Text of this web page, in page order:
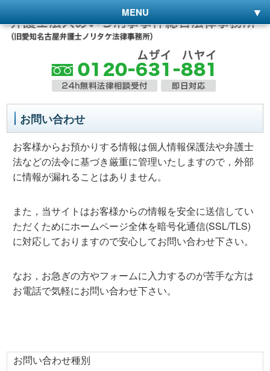
MENU
お問い合わせ
お客様からお預かりする情報は個人情報保護法や弁護士
法などの法令に基づき厳重に管理いたしますので，外部
に情報が漏れることはありません。
また，当サイトはお客様からの情報を安全に送信してい
ただくためにホームページ全体を暗号化通信(SSL/TLS)
に対応しておりますので安心してお問い合わせ下さい。
なお，お急ぎの方やフォームに入力するのが苦手な方は
お電話で気軽にお問い合わせ下さい。
お問い合わせ種別